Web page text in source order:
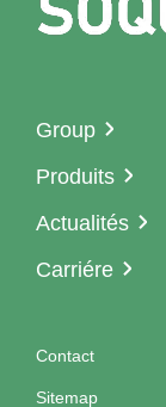
Group
Produits
Actualités
Carriére
Contact
Sitemap